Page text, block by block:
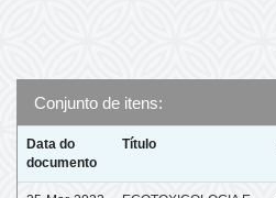
Conjunto de itens:
Data do
documento
Título